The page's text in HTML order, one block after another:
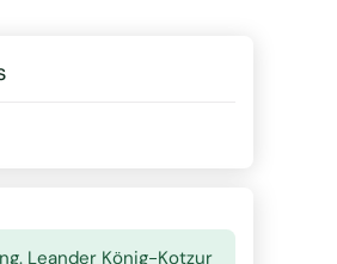
Leander König-Kotzur